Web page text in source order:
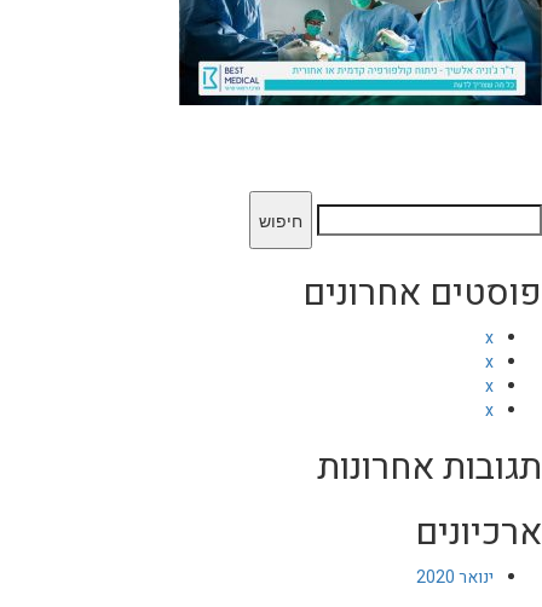
חיפוש:
פוסטים אחרונים
x
x
x
x
תגובות אחרונות
ארכיונים
ינואר 2020